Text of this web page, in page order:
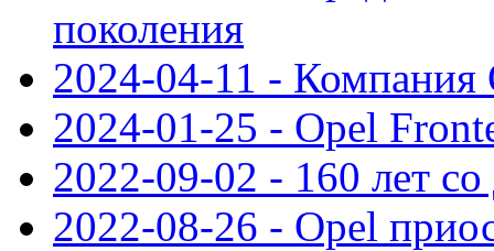
поколения
2024-04-11 - Компания
2024-01-25 - Opel
2022-09-02 - 160 лет
2022-08-26 - Opel